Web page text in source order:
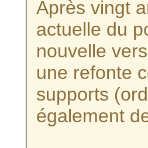
Après vingt
actuelle du
nouvelle
une refonte
supports
également